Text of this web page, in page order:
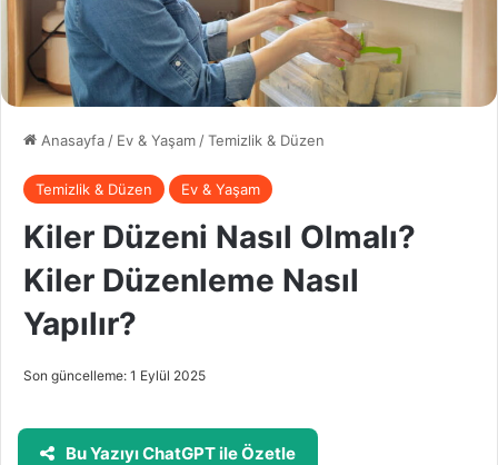
Anasayfa / Ev & Yaşam /Temizlik & Düzen
Temizlik & Düzen Ev & Yaşam
Kiler Düzeni Nasıl Olmalı?
Kiler Düzenleme Nasıl
Yapılır?
Son güncelleme: 1 Eylül 2025
Bu Yazıyı ChatGPT ile Özetle